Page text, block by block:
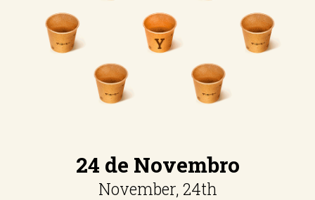
24 de Novembro
November, 24th